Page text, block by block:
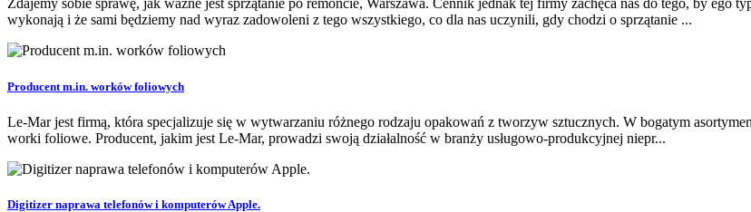
Zdajemy sobie sprawę, jak ważne jest sprzątanie po remoncie, Warszawa. Cennik jednak tej firmy zachęca nas do tego, by ego
wykonają i że sami będziemy nad wyraz zadowoleni z tego wszystkiego, co dla nas uczynili, gdy chodzi o sprzątanie ...
Producent m.in. worków foliowych
Le-Mar jest firmą, która specjalizuje się w wytwarzaniu różnego rodzaju opakowań z tworzyw sztucznych. W bogatym
worki foliowe. Producent, jakim jest Le-Mar, prowadzi swoją działalność w branży usługowo-produkcyjnej niepr...
Digitizer naprawa telefonów i komputerów Apple.